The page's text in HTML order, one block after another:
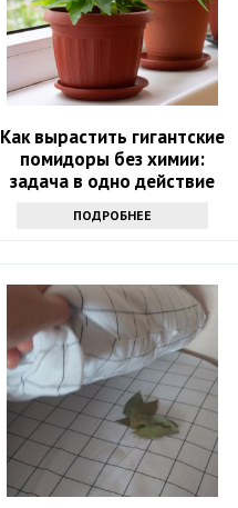
Как вырастить гигантские
помидоры без химии:
задача в одно действие
ПОДРОБНЕЕ